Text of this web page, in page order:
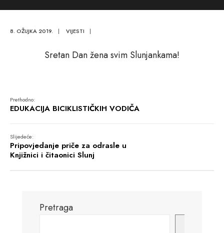
8. OŽUJKA 2019. | VIJESTI |
Sretan Dan žena svim Slunjankama!
Prethodno:
EDUKACIJA BICIKLISTIČKIH VODIČA
Slijedeće:
Pripovjedanje priče za odrasle u
Knjižnici i čitaonici Slunj
Pretraga